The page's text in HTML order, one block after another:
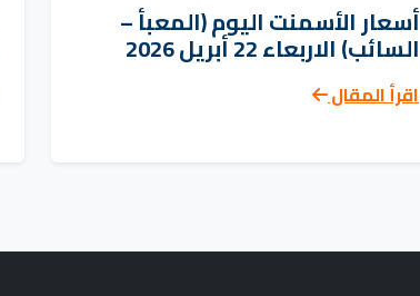
أسعار الأسمنت اليوم (المعبأ –
السائب) الاربعاء 22 أبريل 2026
اقرأ المقال